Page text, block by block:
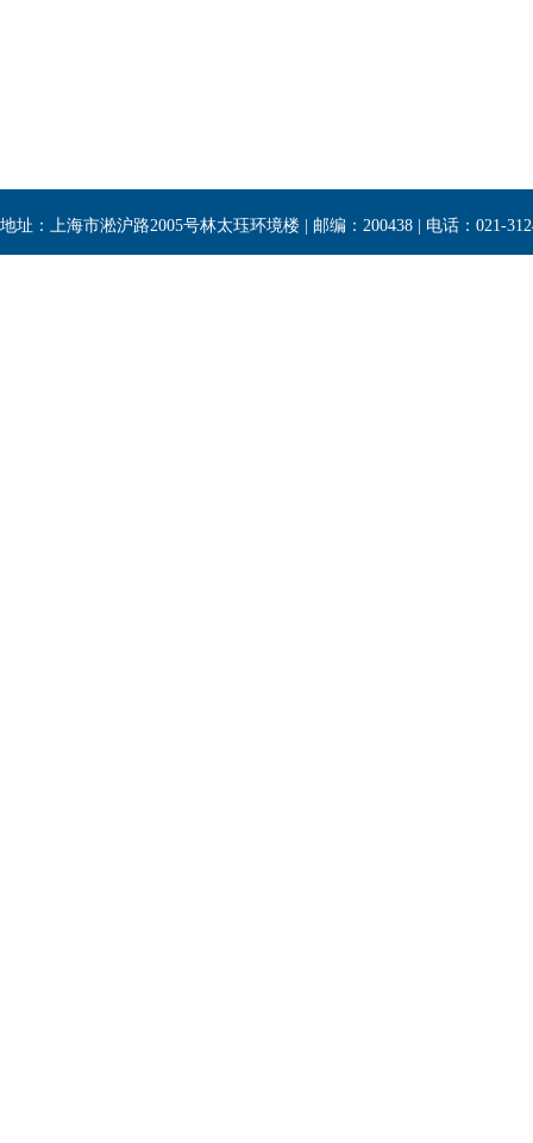
地址：上海市淞沪路2005号林太珏环境楼 | 邮编：200438 | 电话：021-